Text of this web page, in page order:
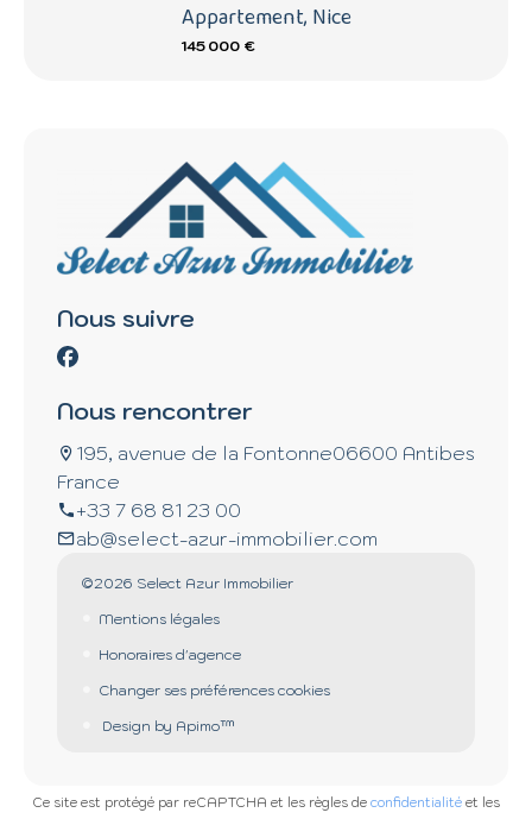
Appartement, Nice
145 000 €
Nous suivre
Nous rencontrer
195, avenue de la Fontonne06600 Antibes
France
+33 7 68 81 23 00
ab@select-azur-immobilier.com
©2026 Select Azur Immobilier
Mentions légales
Honoraires d'agence
Changer ses préférences cookies
Design by Apimo™
Ce site est protégé par reCAPTCHA et les règles de confidentialité et les